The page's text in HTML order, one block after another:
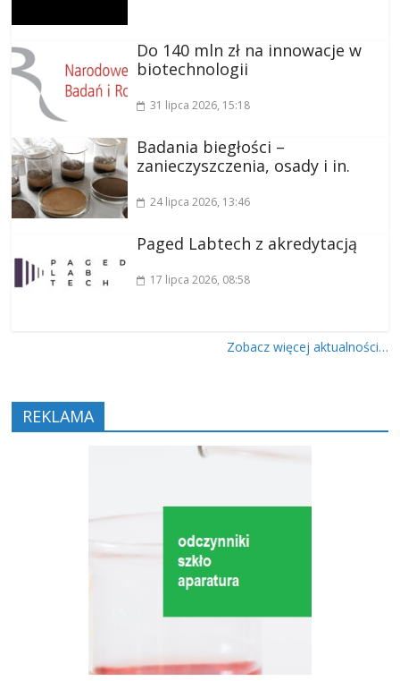
Do 140 mln zł na innowacje w
biotechnologii
31 lipca 2026, 15:18
Badania biegłości –
zanieczyszczenia, osady i in.
24 lipca 2026, 13:46
Paged Labtech z akredytacją
17 lipca 2026, 08:58
Zobacz więcej aktualności…
REKLAMA